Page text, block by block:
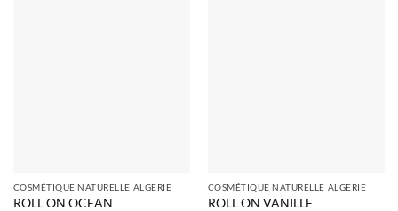
COSMÉTIQUE NATURELLE ALGERIE
ROLL ON OCEAN
COSMÉTIQUE NATURELLE ALGERIE
ROLL ON VANILLE